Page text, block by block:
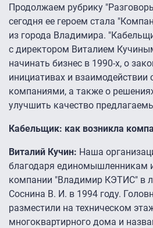
Продолжаем рубрику
сегодня ее героем стала
из города Владимира.
с директором Виталием
начинать бизнес в 1990-х, о
инициативах и
компаниями, а также о
улучшить качество
Кабельщик: как возникла
Виталий Кучин: Наша
благодаря единомышленникам
компании "Владимир КЭТИС" в
Соснина В. И. в 1994 году.
разместили на техническом
многоквартирного дома и